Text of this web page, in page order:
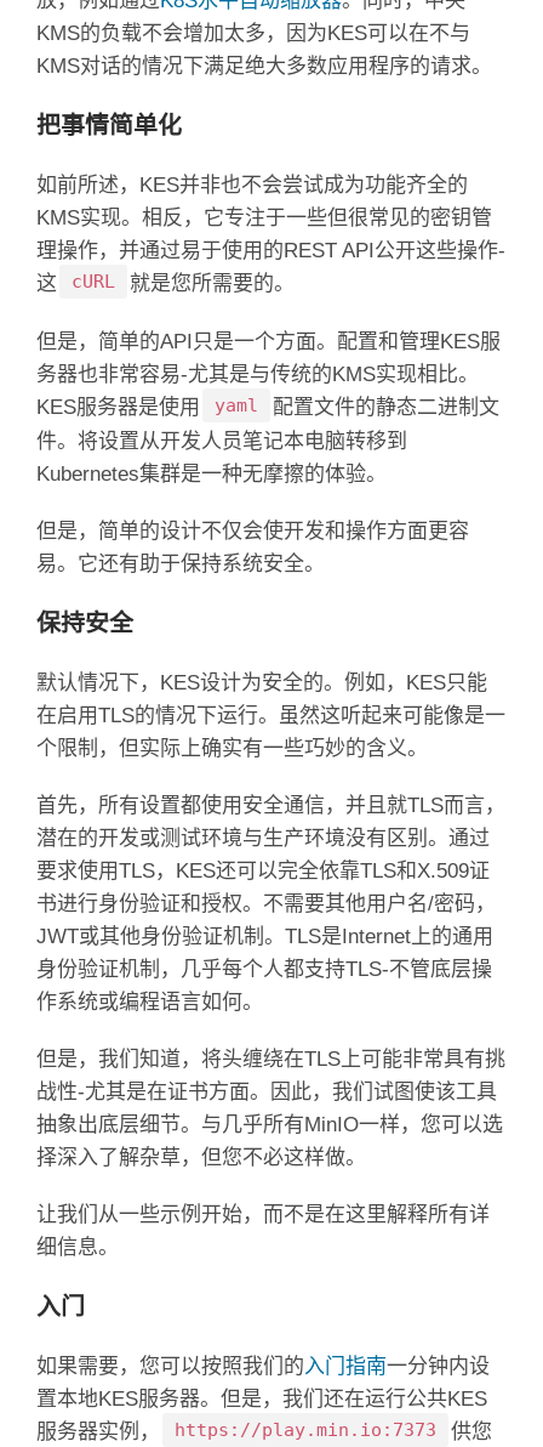
KMS的负载不会增加太多，因为KES可以在不与
KMS对话的情况下满足绝大多数应用程序的请求。
把事情简单化
如前所述，KES并非也不会尝试成为功能齐全的
KMS实现。 相反，它专注于一些但很常见的密钥管
理操作，并通过易于使用的REST API公开这些操作-
这
cURL 就是您所需要的。
但是，简单的API只是一个方面。 配置和管理KES服
务器也非常容易-尤其是与传统的KMS实现相比。
KES服务器是使用
yaml 配置文件的静态二进制 文
件。 将设置从开发人员笔记本电脑转移到
Kubernetes集群是一种无摩擦的体验。
但是，简单的设计不仅会使开发和操作方面更容
易。 它还有助于保持系统安全。
保持安全
默认情况下，KES设计为安全的。 例如，KES只能
在启用TLS的情况下运行。 虽然这听起来可能像是一
个限制，但实际上确实有一些巧妙的含义。
首先，所有设置都使用安全通信，并且就TLS而言，
潜在的开发或测试环境与生产环境没有区别。 通过
要求使用TLS，KES还可以完全依靠TLS和X.509证
书进行身份验证和授权。 不需要其他用户名/密码，
JWT或其他身份验证机制。 TLS是Internet上的通用
身份验证机制，几乎每个人都支持TLS-不管底层操
作系统或编程语言如何。
但是，我们知道，将头缠绕在TLS上可能非常具有挑
战性-尤其是在证书方面。
因此，我们试图使该工具
抽象出底层细节。 与几乎所有MinIO一样，您可以选
择深入了解杂草，但您不必这样做。
让我们从一些示例开始，而不是在这里解释所有详
细信息。
入门
如果需要，您可以按照我们的入门指南一分钟内设
置本地KES服务器。 但是，我们还在运行公共KES
服务器实例，
https://play.min.io:7373
供您